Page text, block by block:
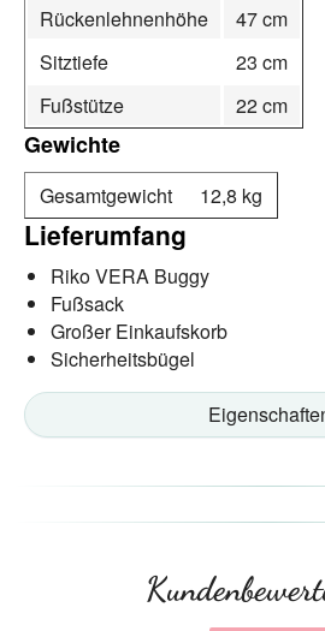
Rückenlehnenhöhe
47 cm
Sitztiefe
23 cm
Fußstütze
22 cm
Gewichte
Gesamtgewicht 12,8 kg
Lieferumfang
Riko VERA Buggy
Fußsack
Großer Einkaufskorb
Sicherheitsbügel